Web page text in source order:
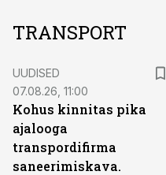
TRANSPORT
UUDISED
07.08.26, 11:00
Kohus kinnitas pika
ajalooga
transpordifirma
saneerimiskava.